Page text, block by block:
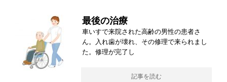
最後の治療
車いすで来院された高齢の男性の患者さ
ん。入れ歯が壊れ、その修理で来られまし
た。修理が完了し
記事を読む